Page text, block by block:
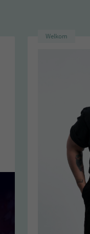
Welkom